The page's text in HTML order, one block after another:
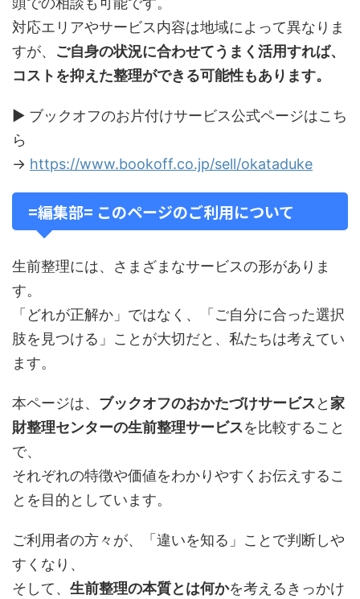
対応エリアやサービス内容は地域によって異なりま
すが、 ご自身の状況に合わせてうまく活用すれば、
コストを抑えた整理ができる可能性もあります。
▶ ブックオフのお片付けサービス公式ページはこち
ら
→ https://www.bookoff.co.jp/sell/okataduke
=編集部= このページのご利用について
生前整理には、さまざまなサービスの形がありま
す。
「どれが正解か」ではなく、「ご自分に合った選択
肢を見つける」ことが大切だと、私たちは考えてい
ます。
本ページは、 ブックオフのおかたづけサービスと家
財整理センターの生前整理サービスを比較すること
で、
それぞれの特徴や価値をわかりやすくお伝えするこ
とを目的としています。
ご利用者の方々が、「違いを知る」ことで判断しや
すくなり、
そして、 生前整理の本質とは何かを考えるきっかけ